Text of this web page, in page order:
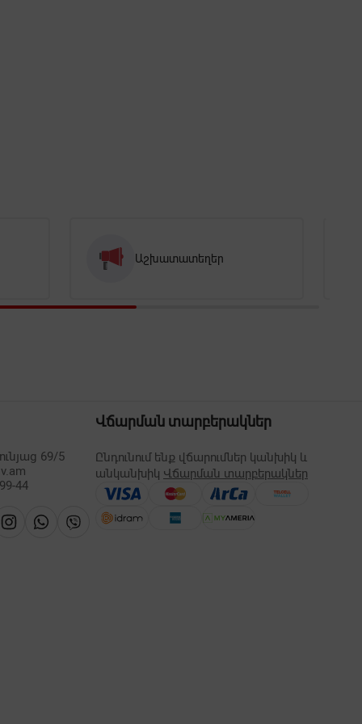
Աշխատատեղեր
69/5
44
Վճարման տարբերակներ
Ընդունում ենք վճարումներ կանխիկ և
անկանխիկ Վճարման տարբերակներ